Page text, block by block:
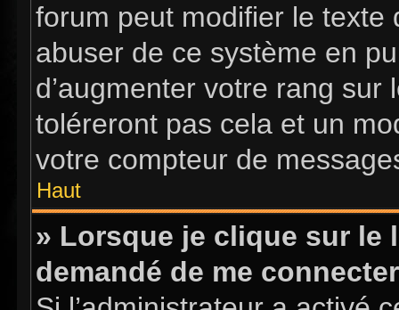
forum peut modifier le
abuser de ce système en
d’augmenter votre rang
toléreront pas cela et un
votre compteur de
Haut
» Lorsque je clique sur le
demandé de me